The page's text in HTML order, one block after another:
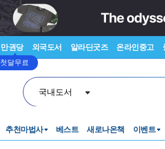
만권당
첫달무료
외국도서 알라딘굿즈 온라인중고
국내도서
추천마법사 베스트 새로나온책 이벤트